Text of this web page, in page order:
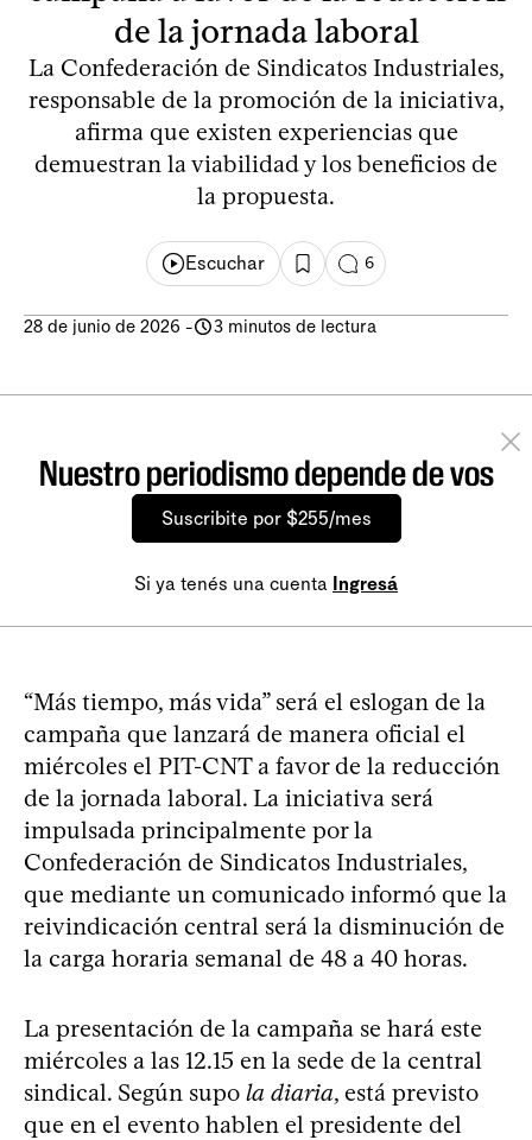
de la jornada laboral
La Confederación de Sindicatos Industriales,
responsable de la promoción de la iniciativa,
afirma que existen experiencias que
demuestran la viabilidad y los beneficios de
la propuesta.
Escuchar 6
28 de junio de 2026 - 3 minutos de lectura
Nuestro periodismo depende de vos
Suscribite por $255/mes
Si ya tenés una cuenta Ingresá
“Más tiempo, más vida” será el eslogan de la
campaña que lanzará de manera oficial el
miércoles el PIT-CNT a favor de la reducción
de la jornada laboral. La iniciativa será
impulsada principalmente por la
Confederación de Sindicatos Industriales,
que mediante un comunicado informó que la
reivindicación central será la disminución de
la carga horaria semanal de 48 a 40 horas.
La presentación de la campaña se hará este
miércoles a las 12.15 en la sede de la central
sindical. Según supo la diaria, está previsto
que en el evento hablen el presidente del